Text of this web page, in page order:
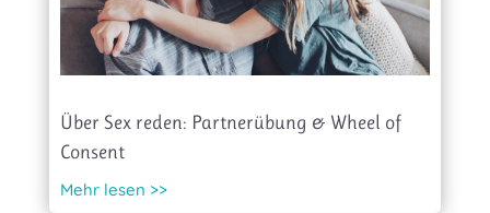
Über Sex reden: Partnerübung & Wheel of
Consent
Mehr lesen >>